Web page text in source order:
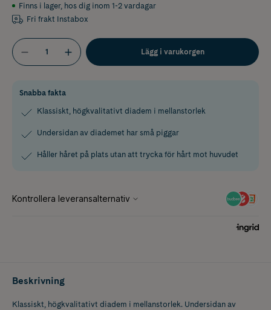
Finns i lager, hos dig inom 1-2 vardagar
Fri frakt Instabox
Lägg i varukorgen
Snabba fakta
Klassiskt, högkvalitativt diadem i mellanstorlek
Undersidan av diademet har små piggar
Håller håret på plats utan att trycka för hårt mot huvudet
Beskrivning
Klassiskt, högkvalitativt diadem i mellanstorlek. Undersidan av